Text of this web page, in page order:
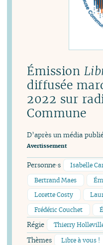
Émission
diffusée
2022 sur
Commune
D’après un média
Avertissement
Personne·s Isabelle
Bertrand Maes
Lorette Costy
Frédéric Couchet
Régie Thierry
Thèmes
Libre à vous !